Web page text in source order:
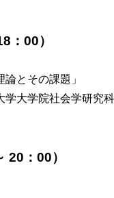
：00）
論とその課題」
大学院社会学研究
20：00）